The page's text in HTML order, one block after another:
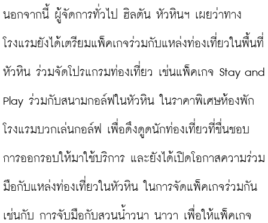
นอกจากนี้ ผู้จัดการทั่วไป ฮิลตัน หัวหินฯ เผยว่าทาง
โรงแรมยังได้เตรียมแพ็คเกจร่วมกับแหล่งท่องเที่ยวในพื้นที่
หัวหิน ร่วมจัดโปรแกรมท่องเที่ยว เช่นแพ็คเกจ Stay and
Play ร่วมกับสนามกอล์ฟในหัวหิน ในราคาพิเศษห้องพัก
โรงแรมบวกเล่นกอล์ฟ เพื่อดึงดูดนักท่องเที่ยวที่ชื่นชอบ
การออกรอบให้มาใช้บริการ และยังได้เปิดโอกาสความร่วม
มือกับแหล่งท่องเที่ยวในหัวหิน ในการจัดแพ็คเกจร่วมกัน
เช่นกับ การจับมือกับสวนน้ำวนา นาวา เพื่อให้แพ็คเกจ